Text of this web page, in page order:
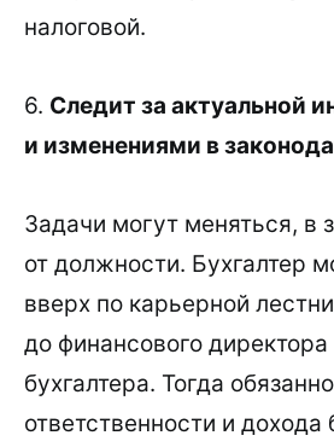
налоговой.
6. Следит за актуальной
и изменениями в
Задачи могут меняться, в
от должности. Бухгалтер
вверх по карьерной
до финансового директора
бухгалтера. Тогда
ответственности и